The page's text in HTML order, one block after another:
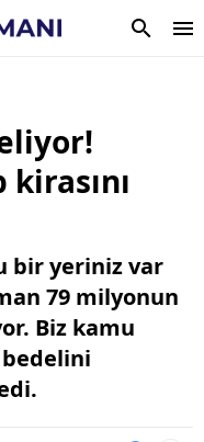
bir yeriniz var
79 milyonun
Biz kamu
bedelini